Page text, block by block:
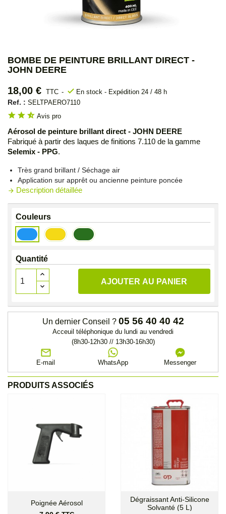
BOMBE DE PEINTURE BRILLANT DIRECT -
JOHN DEERE
18,00 € TTC check En stock - Expédition 24 / 48 h
Ref. : SELTPAERO7110
star star star_half Avis pro
Aérosol de peinture brillant direct - JOHN DEERE
Fabriqué à partir des laques de finitions 7.110 de la gamme
Selemix - PPG.
Très grand brillant / Séchage air
Application sur apprêt ou ancienne peinture poncée
arrow_forward Description détaillée
Couleurs
Bleu
John
Jaune
John
Vert
Quantité
AJOUTER AU PANIER
Un dernier Conseil ? 05 56 40 40 42
Acceuil téléphonique du lundi au vendredi
(8h30-12h30 // 13h30-16h30)
E-mail WhatsApp Messenger
PRODUITS ASSOCIÉS
Poignée Aérosol
Dégraissant Anti-Silicone
Solvanté (5 L)